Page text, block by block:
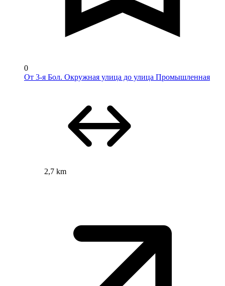
0
От 3-я Бол. Окружная улица до улица Промышленная
2,7 km